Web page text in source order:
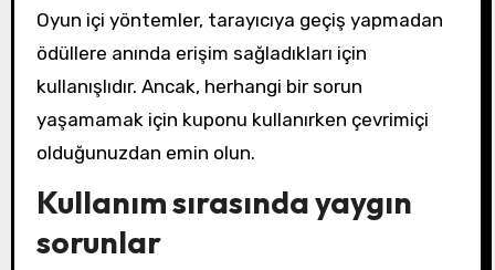
Oyun içi yöntemler, tarayıcıya geçiş yapmadan
ödüllere anında erişim sağladıkları için
kullanışlıdır. Ancak, herhangi bir sorun
yaşamamak için kuponu kullanırken çevrimiçi
olduğunuzdan emin olun.
Kullanım sırasında yaygın
sorunlar